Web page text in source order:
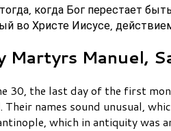
когда Бог перестает
во Христе Иисусе,
Martyrs Manuel,
30, the last day of the first
Their names sound unusual,
which in antiquity was